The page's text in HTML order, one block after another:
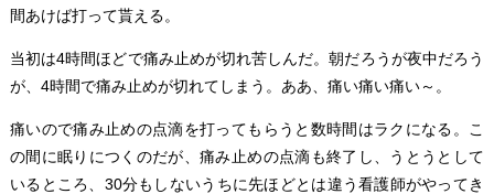
間あけば打って貰える。
当初は4時間ほどで痛み止めが切れ苦しんだ。朝だろうが夜中だろう
が、4時間で痛み止めが切れてしまう。ああ、痛い痛い痛い～。
痛いので痛み止めの点滴を打ってもらうと数時間はラクになる。こ
の間に眠りにつくのだが、痛み止めの点滴も終了し、うとうとして
いるところ、30分もしないうちに先ほどとは違う看護師がやってき